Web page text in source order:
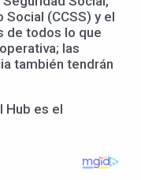
(CCSS) y el
de todos lo que
las
también tendrán
Hub es el